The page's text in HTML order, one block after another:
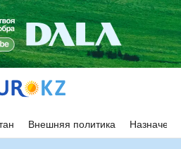
Внешняя политика